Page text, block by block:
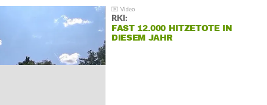
RKI:
FAST 12.000 HITZETOTE IN
DIESEM JAHR